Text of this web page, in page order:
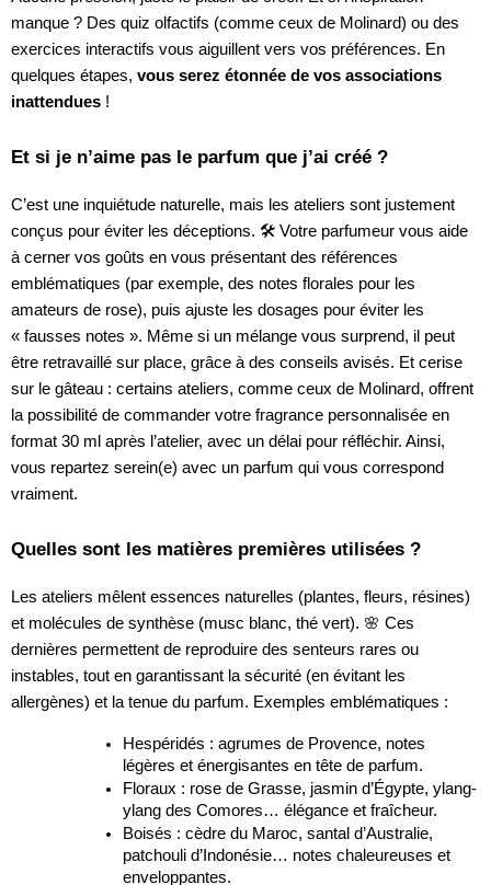
manque ? Des quiz olfactifs (comme ceux de Molinard) ou des
exercices interactifs vous aiguillent vers vos préférences. En
quelques étapes, vous serez étonnée de vos associations
inattendues !
Et si je n’aime pas le parfum que j’ai créé ?
C’est une inquiétude naturelle, mais les ateliers sont justement
conçus pour éviter les déceptions. 🛠️ Votre parfumeur vous aide
à cerner vos goûts en vous présentant des références
emblématiques (par exemple, des notes florales pour les
amateurs de rose), puis ajuste les dosages pour éviter les
« fausses notes ». Même si un mélange vous surprend, il peut
être retravaillé sur place, grâce à des conseils avisés. Et cerise
sur le gâteau : certains ateliers, comme ceux de Molinard, offrent
la possibilité de commander votre fragrance personnalisée en
format 30 ml après l’atelier, avec un délai pour réfléchir. Ainsi,
vous repartez serein(e) avec un parfum qui vous correspond
vraiment.
Quelles sont les matières premières utilisées ?
Les ateliers mêlent essences naturelles (plantes, fleurs, résines)
et molécules de synthèse (musc blanc, thé vert). 🌸 Ces
dernières permettent de reproduire des senteurs rares ou
instables, tout en garantissant la sécurité (en évitant les
allergènes) et la tenue du parfum. Exemples emblématiques :
Hespéridés : agrumes de Provence, notes
légères et énergisantes en tête de parfum.
Floraux : rose de Grasse, jasmin d’Égypte, ylang-
ylang des Comores… élégance et fraîcheur.
Boisés : cèdre du Maroc, santal d’Australie,
patchouli d’Indonésie… notes chaleureuses et
enveloppantes.